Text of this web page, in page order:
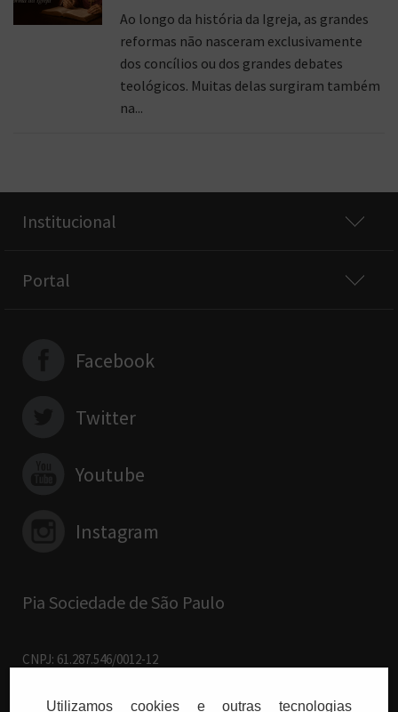
Ao longo da história da Igreja, as grandes
reformas não nasceram exclusivamente
dos concílios ou dos grandes debates
teológicos. Muitas delas surgiram também
na...
Institucional
Portal
Facebook
Twitter
Youtube
Instagram
Pia Sociedade de São Paulo
CNPJ: 61.287.546/0012-12
Vila Mariana - São Paulo/SP
Utilizamos cookies e outras tecnologias